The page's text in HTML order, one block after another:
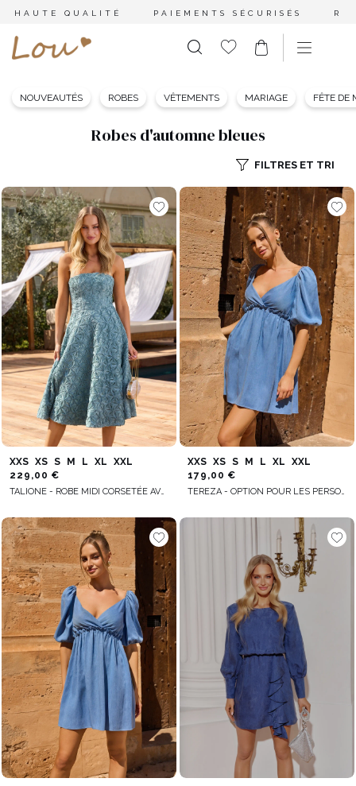
HAUTE QUALITÉ PAIEMENTS SÉCURISÉS
NOUVEAUTÉS ROBES VÊTEMENTS MARIAGE FÊTE DE
Robes d'automne bleues
FILTRES ET TRI
XXS XS S M L XL
XXL
229,00 €
TALIONE - ROBE MIDI CORSETÉE AVEC BRETELLES ATTACHÉES
XXS XS S M L XL
XXL
179,00 €
TEREZA - OPTION POUR LES PERSONNES DE GRANDE TAILLE